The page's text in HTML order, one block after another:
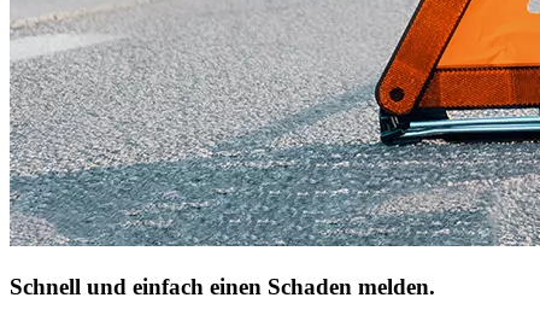
Schnell und einfach einen Schaden melden.